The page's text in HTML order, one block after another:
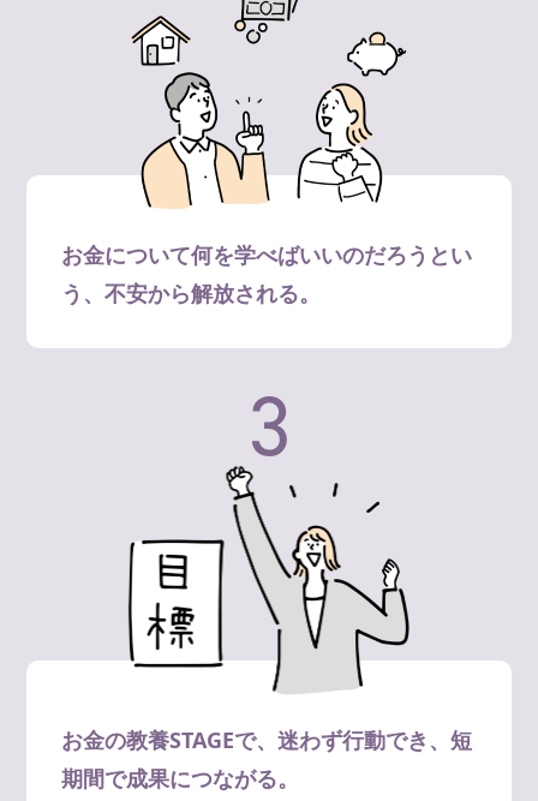
お金について何を学べばいいのだろうとい
う、不安から解放される。
3
お金の教養STAGEで、迷わず行動でき、短
期間で成果につながる。